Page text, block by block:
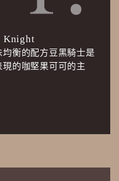
衡的配方豆黑騎士是
的咖堅果可可的主